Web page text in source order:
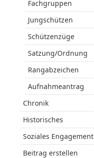
Fachgruppen
Jungschützen
Schützenzüge
Satzung/Ordnung
Rangabzeichen
Aufnahmeantrag
Chronik
Historisches
Soziales Engagement
Beitrag erstellen